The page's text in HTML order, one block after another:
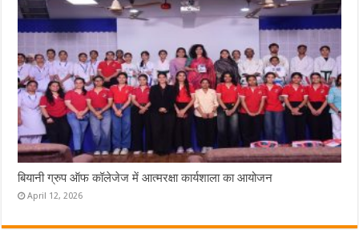
बियानी ग्रुप ऑफ कॉलेजेज में आत्मरक्षा कार्यशाला का आयोजन
April 12, 2026